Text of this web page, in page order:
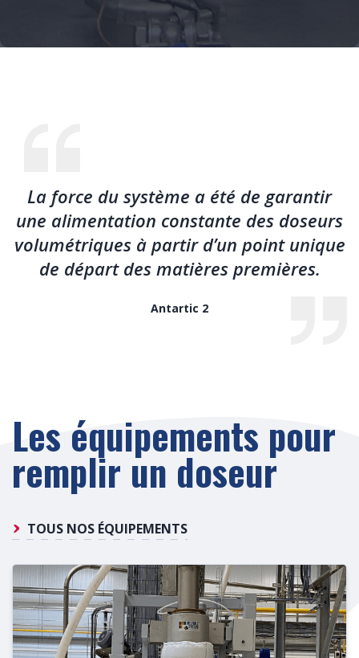
La force du système a été de garantir
une alimentation constante des doseurs
volumétriques à partir d’un point unique
de départ des matières premières.
Antartic 2
Les équipements pour
remplir un doseur
TOUS NOS ÉQUIPEMENTS